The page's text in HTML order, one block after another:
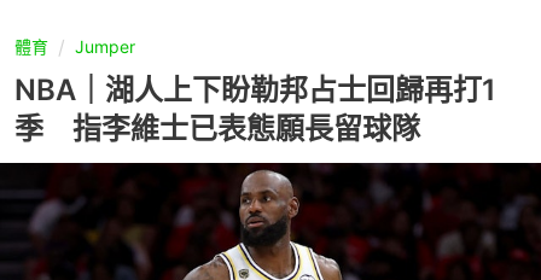
體育 Jumper
NBA｜湖人上下盼勒邦占士回歸再打1
季 指李維士已表態願長留球隊